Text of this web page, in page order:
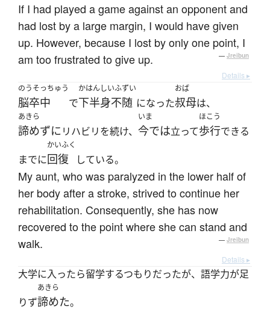
If I had played a game against an opponent and
had lost by a large margin, I would have given
up. However, because I lost by only one point, I
am too frustrated to give up.
— Jreibun
Details ▸
のうそっちゅう
脳卒中 で
かはんしいふずい
下半身不随 になった
おば
叔母は、
あきら
諦めずにリハビリを続け、
いま
今では立って
ほこう
歩行できる
までに
かいふく
回復 している。
My aunt, who was paralyzed in the lower half of
her body after a stroke, strived to continue her
rehabilitation. Consequently, she has now
recovered to the point where she can stand and
walk.
— Jreibun
Details ▸
大学に入ったら留学するつもりだったが、語学力が足
りず
あきら
諦めた。